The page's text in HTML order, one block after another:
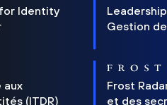
Identity
Gestion
aux
(ITDR)
Frost
et des